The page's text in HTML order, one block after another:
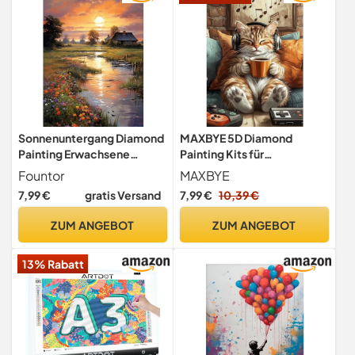
Sonnenuntergang Diamond
Painting Erwachsene
30x40 CM, DIY Gift Craft
Fountor
7,99 € gratis Versand
ZUM ANGEBOT
MAXBYE 5D Diamond
Painting Kits für
Erwachsene Süße Katze,
DlY Diamond Art
Vollbohrerbild Diamant
Einfache Kits für Anfänger,
Dekor Gift 30x40cm
MAXBYE
7,99 € 10,39 €
ZUM ANGEBOT
13% Rabatt